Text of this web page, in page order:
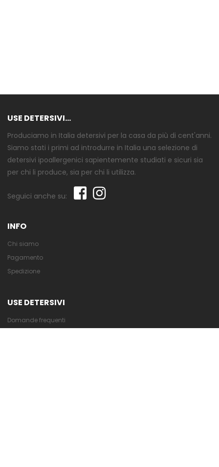
USE DETERSIVI...
Produciamo in Italia detersivi per la casa da più di cent'anni.
Siamo stati i primi ad introdurre in Italia una selezione di
detersivi ipoallergenici sapientemente studiati e sicuri sia
per chi li produce, sia per chi li utilizza.
Seguici anche su:
INFO
Chi siamo
Pagamento
Spedizione
USE DETERSIVI
Domande frequenti